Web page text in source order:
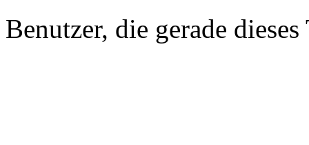
Benutzer, die gerade